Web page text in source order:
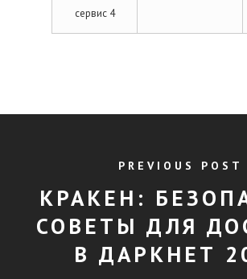
сервис 4
PREVIOUS POST
КРАКЕН:
СОВЕТЫ ДЛЯ
В ДАРКНЕТ